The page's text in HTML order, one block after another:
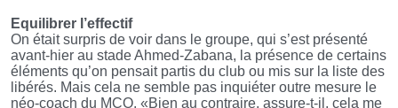
Equilibrer l’effectif
On était surpris de voir dans le groupe, qui s’est présenté
avant-hier au stade Ahmed-Zabana, la présence de certains
éléments qu’on pensait partis du club ou mis sur la liste des
libérés. Mais cela ne semble pas inquiéter outre mesure le
néo-coach du MCO. «Bien au contraire, assure-t-il, cela me